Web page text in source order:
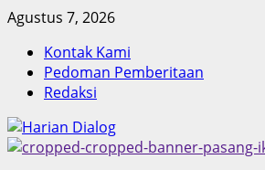
Skip
content
Agustus 7, 2026
Kontak Kami
Pedoman Pemberitaan
Redaksi